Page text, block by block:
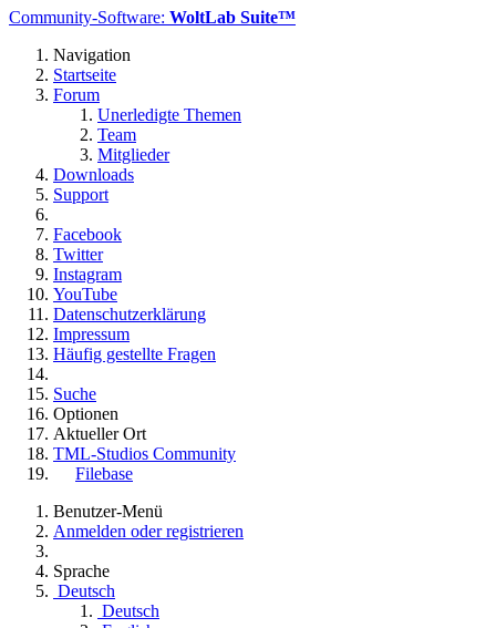
Community-Software: WoltLab Suite™
Navigation
Startseite
Forum
Unerledigte Themen
Team
Mitglieder
Downloads
Support
Facebook
Twitter
Instagram
YouTube
Datenschutzerklärung
Impressum
Häufig gestellte Fragen
Suche
Optionen
Aktueller Ort
TML-Studios Community
Filebase
Benutzer-Menü
Anmelden oder registrieren
Sprache
Deutsch
Deutsch